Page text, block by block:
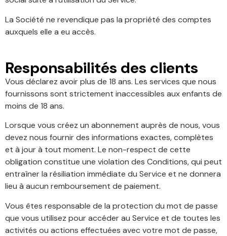
La Société ne revendique pas la propriété des comptes
auxquels elle a eu accès.
Responsabilités des clients
Vous déclarez avoir plus de 18 ans. Les services que nous
fournissons sont strictement inaccessibles aux enfants de
moins de 18 ans.
Lorsque vous créez un abonnement auprès de nous, vous
devez nous fournir des informations exactes, complètes
et à jour à tout moment. Le non-respect de cette
obligation constitue une violation des Conditions, qui peut
entraîner la résiliation immédiate du Service et ne donnera
lieu à aucun remboursement de paiement.
Vous êtes responsable de la protection du mot de passe
que vous utilisez pour accéder au Service et de toutes les
activités ou actions effectuées avec votre mot de passe,